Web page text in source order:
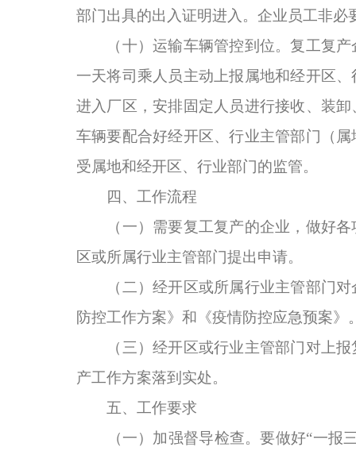
部门出具的出入证明进入。企业员工非必
（十）运输车辆管控到位。复工复产
一天将司乘人员主动上报属地和经开区
进入厂区，安排固定人员进行接收、装
车辆要配合好经开区、行业主管部门（
受属地和经开区、行业部门的监管。
四、工作流程
（一）需要复工复产的企业，做好各
区或所属行业主管部门提出申请。
（二）经开区或所属行业主管部门对
防控工作方案》和《疫情防控应急预案》
（三）经开区或行业主管部门对上报
产工作方案落到实处。
五、工作要求
（一）加强督导检查。要做好“一报三